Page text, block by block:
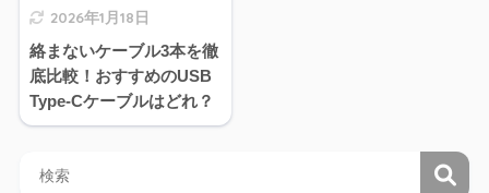
2026年1月18日
絡まないケーブル3本を徹
底比較！おすすめのUSB
Type-Cケーブルはどれ？